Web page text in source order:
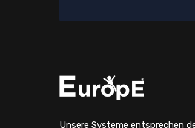
Unsere Systeme entsprechen